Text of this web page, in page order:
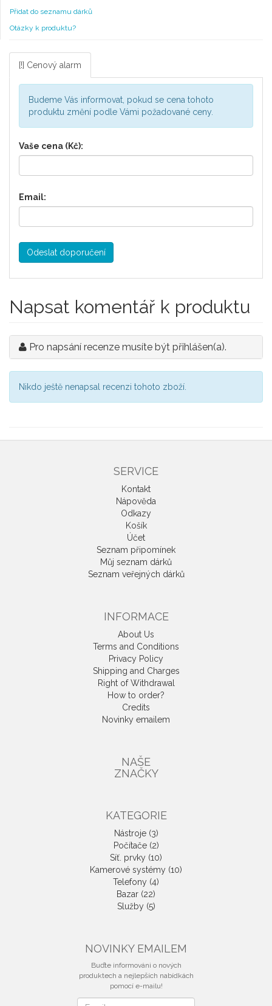
Přidat do seznamu dárků
Otázky k produktu?
[!] Cenový alarm
Budeme Vás informovat, pokud se cena tohoto
produktu změní podle Vámi požadované ceny.
Vaše cena (Kč):
Email:
Odeslat doporučení
Napsat komentář k produktu
Pro napsání recenze musíte být přihlášen(a).
Nikdo ještě nenapsal recenzi tohoto zboží.
SERVICE
Kontakt
Nápověda
Odkazy
Košík
Účet
Seznam připomínek
Můj seznam dárků
Seznam veřejných dárků
INFORMACE
About Us
Terms and Conditions
Privacy Policy
Shipping and Charges
Right of Withdrawal
How to order?
Credits
Novinky emailem
NAŠE
ZNAČKY
KATEGORIE
Nástroje (3)
Počítače (2)
Síť. prvky (10)
Kamerové systémy (10)
Telefony (4)
Bazar (22)
Služby (5)
NOVINKY EMAILEM
Buďte informováni o nových
produktech a nejlepších nabídkách
pomocí e-mailu!